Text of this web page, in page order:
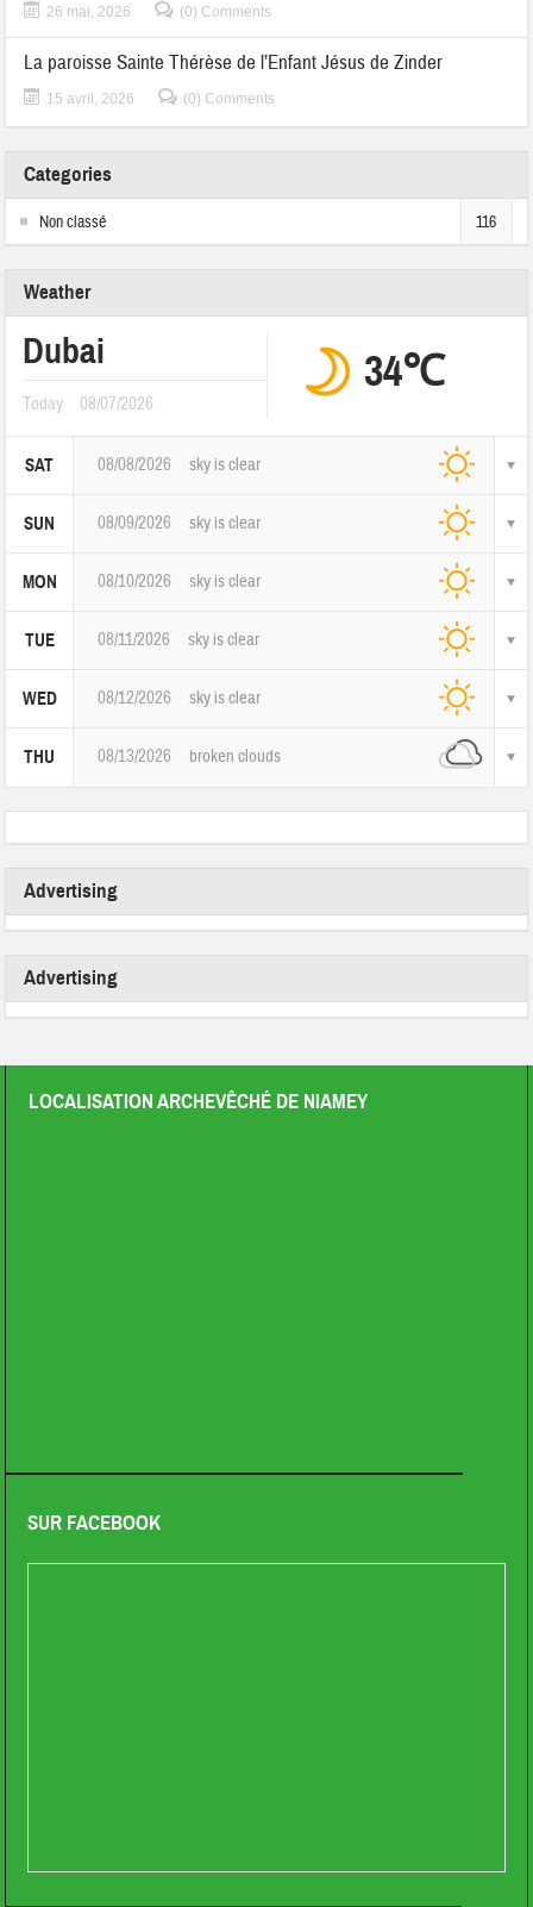
26 mai, 2026 (0) Comments
La paroisse Sainte Thérèse de l’Enfant Jésus de Zinder
15 avril, 2026 (0) Comments
Categories
Non classé 116
Weather
Dubai
Today 08/07/2026
34℃
SAT 08/08/2026 sky is clear
SUN 08/09/2026 sky is clear
MON 08/10/2026 sky is clear
TUE 08/11/2026 sky is clear
WED 08/12/2026 sky is clear
THU 08/13/2026 broken clouds
Advertising
Advertising
LOCALISATION ARCHEVÊCHÉ DE NIAMEY
SUR FACEBOOK